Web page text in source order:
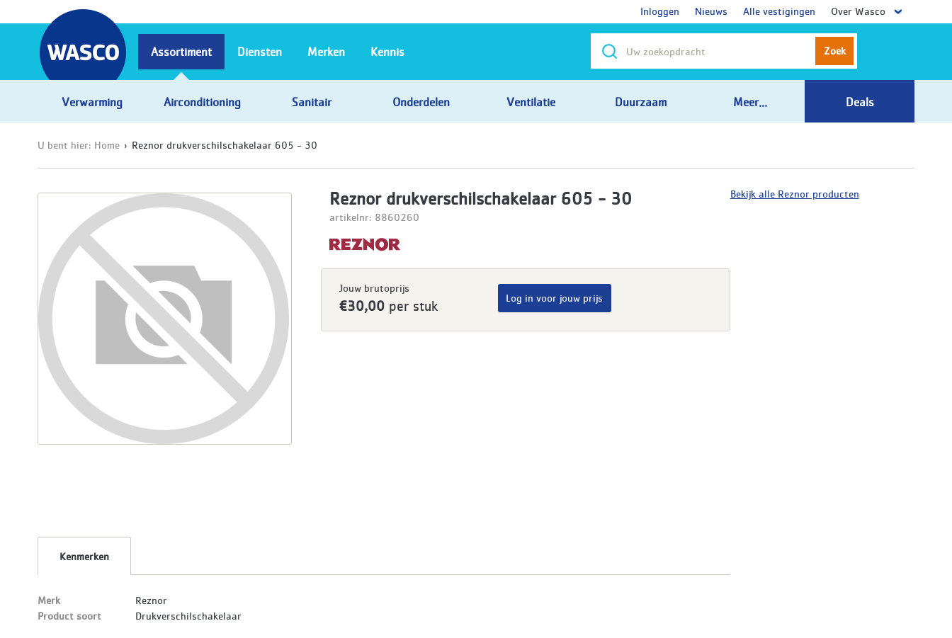
Inloggen Nieuws Alle vestigingen Over Wasco
Zoek
Assortiment
Verwarming Airconditioning Sanitair Onderdelen Ventilatie Duurzaam Meer... Deals
Diensten Merken Kennis
U bent hier: Home Reznor drukverschilschakelaar 605 - 30
Reznor drukverschilschakelaar 605 - 30
artikelnr: 8860260
Jouw brutoprijs
€30,00 per stuk
Log in voor jouw prijs
Kenmerken
Merk
Reznor
Product soort
Drukverschilschakelaar
Bekijk alle Reznor producten